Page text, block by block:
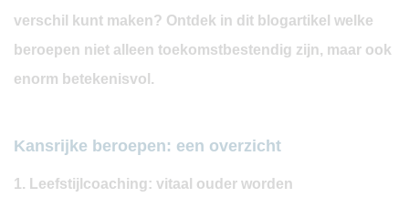
verschil kunt maken? Ontdek in dit blogartikel welke
beroepen niet alleen toekomstbestendig zijn, maar ook
enorm betekenisvol.
Kansrijke beroepen: een overzicht
1. Leefstijlcoaching: vitaal ouder worden